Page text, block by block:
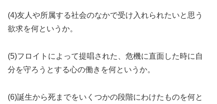
(4)友人や所属する社会のなかで受け入れられたいと思う
欲求を何というか。
(5)フロイトによって提唱された、危機に直面した時に自
分を守ろうとする心の働きを何というか。
(6)誕生から死までをいくつかの段階にわけたものを何と